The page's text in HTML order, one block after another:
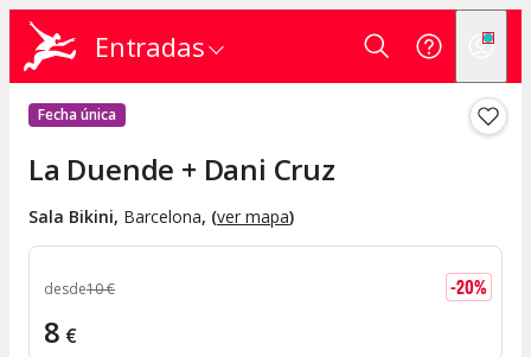
Entradas
Fecha única
La Duende + Dani Cruz
Sala Bikini, Barcelona, (ver mapa)
desde10€ -20%
8 €